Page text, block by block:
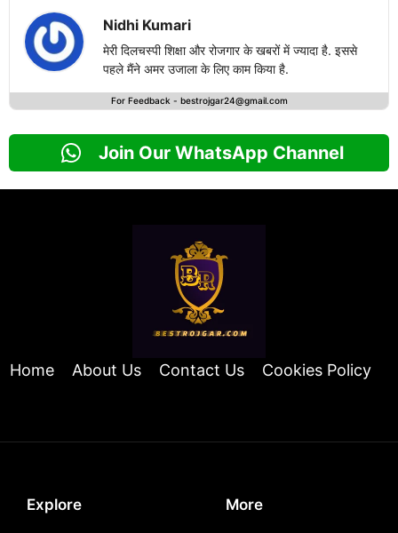
Nidhi Kumari
मेरी दिलचस्पी शिक्षा और रोजगार के खबरों में ज्यादा है. इससे
पहले मैंने अमर उजाला के लिए काम किया है.
For Feedback - bestrojgar24@gmail.com
Join Our WhatsApp Channel
Home About Us Contact Us Cookies Policy
Explore More